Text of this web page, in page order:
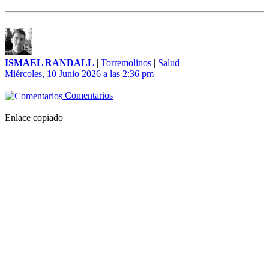
ISMAEL RANDALL | Torremolinos | Salud
Miércoles, 10 Junio 2026 a las 2:36 pm
Comentarios
Enlace copiado